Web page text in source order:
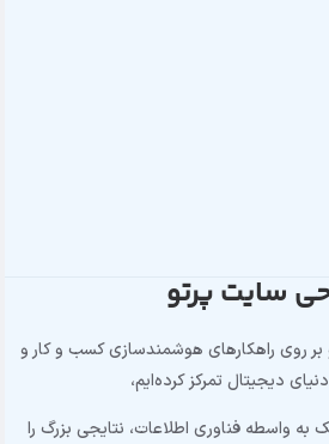
سایت پرتو
روی راهکارهای هوشمندسازی کسب و کار و
دیجیتال تمرکز کرده‌ایم،
به واسطه فناوری اطلاعات، نتایجی بزرگ را